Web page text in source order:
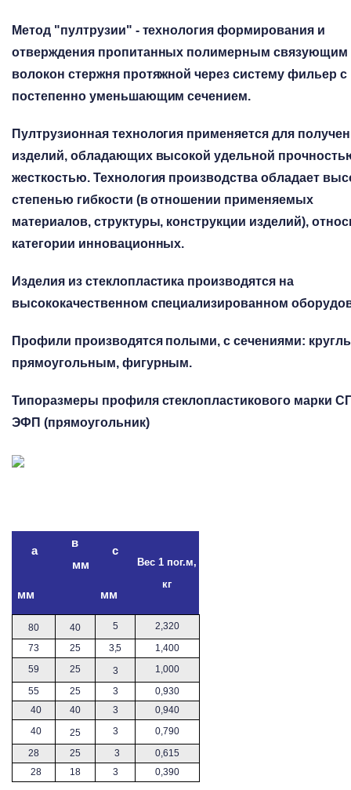
Метод "пултрузии" - технология формирования и
отверждения пропитанных полимерным связующим
волокон стержня протяжной через систему фильер с
постепенно уменьшающим сечением.
Пултрузионная технология применяется для
изделий, обладающих высокой удельной
жесткостью. Технология производства обладает
степенью гибкости (в отношении применяемых
материалов, структуры, конструкции изделий),
категории инновационных.
Изделия из стеклопластика производятся на
высококачественном специализированном
Профили производятся полыми, с сечениями:
прямоугольным, фигурным.
Типоразмеры профиля стеклопластикового марки
ЭФП (прямоугольник)
а
мм
в
мм
с
мм
Вес 1 пог.м,
кг
80 40 5
2,320
73
25 3,5
1,400
59
25 3
1,000
55
25 3
0,930
40
40 3
0,940
40
25 3
0,790
28
25 3
0,615
28
18 3 0,390